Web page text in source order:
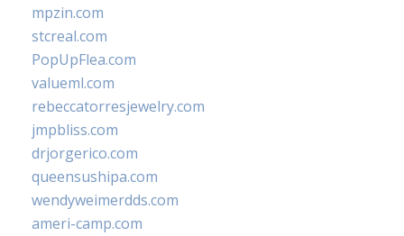
mpzin.com
stcreal.com
PopUpFlea.com
valueml.com
rebeccatorresjewelry.com
jmpbliss.com
drjorgerico.com
queensushipa.com
wendyweimerdds.com
ameri-camp.com